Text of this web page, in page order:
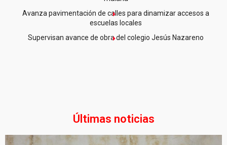
Avanza pavimentación de calles para dinamizar accesos a
escuelas locales
Supervisan avance de obra del colegio Jesús Nazareno
Últimas noticias